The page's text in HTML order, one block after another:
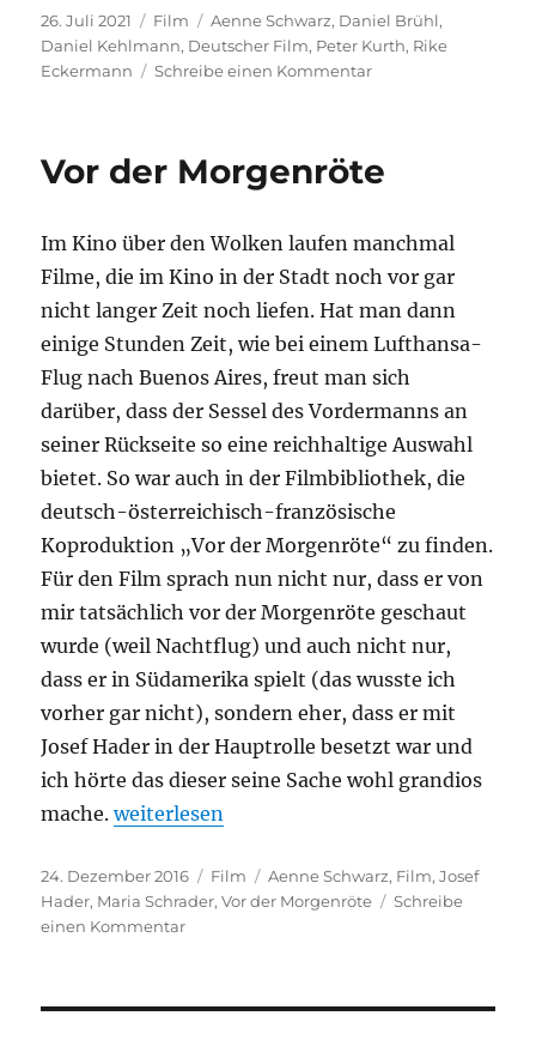
Veröffentlicht
am
26. Juli 2021 Kategorien
Film Schlagwörter
Aenne Schwarz, Daniel Brühl,
Daniel Kehlmann, Deutscher Film, Peter Kurth, Rike
Eckermann
Schreibe einen Kommentarzu
Vor der Morgenröte
Im Kino über den Wolken laufen manchmal
Filme, die im Kino in der Stadt noch vor gar
nicht langer Zeit noch liefen. Hat man dann
einige Stunden Zeit, wie bei einem Lufthansa-
Flug nach Buenos Aires, freut man sich
darüber, dass der Sessel des Vordermanns an
seiner Rückseite so eine reichhaltige Auswahl
bietet. So war auch in der Filmbibliothek, die
deutsch-österreichisch-französische
Koproduktion „Vor der Morgenröte“ zu finden.
Für den Film sprach nun nicht nur, dass er von
mir tatsächlich vor der Morgenröte geschaut
wurde (weil Nachtflug) und auch nicht nur,
dass er in Südamerika spielt (das wusste ich
vorher gar nicht), sondern eher, dass er mit
Josef Hader in der Hauptrolle besetzt war und
ich hörte das dieser seine Sache wohl grandios
mache.„Vor der Morgenröte“
weiterlesen
Veröffentlicht
am
24. Dezember 2016 Kategorien
Film Schlagwörter
Aenne Schwarz, Film,Josef
Hader, Maria Schrader,Vor der Morgenröte
Schreibe
einen Kommentarzu